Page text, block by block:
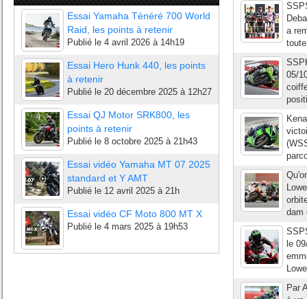
Essai Yamaha Ténéré 700 World
Raid, les points à retenir
Publié le 4 avril 2026 à 14h19
Essai Hero Hunk 440, les points
à retenir
Publié le 20 décembre 2025 à 12h27
Essai QJ Motor SRK800, les
points à retenir
Publié le 8 octobre 2025 à 21h43
Essai vidéo Yamaha MT 07 2025
standard et Y AMT
Publié le 12 avril 2025 à 21h
Essai vidéo CF Moto 800 MT X
Publié le 4 mars 2025 à 19h53
a
05/
dam
le
Par